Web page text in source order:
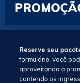
Reserve seu
formulário, você
aproveitando a
contendo os